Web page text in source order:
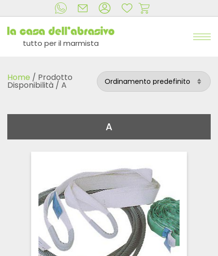
tutto per il marmista
Home / Prodotto
Disponibilità / A
A